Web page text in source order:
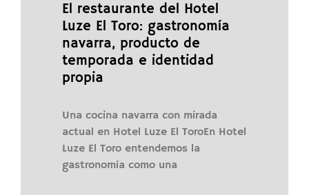
El restaurante del Hotel
Luze El Toro: gastronomía
navarra, producto de
temporada e identidad
propia
Una cocina navarra con mirada
actual en Hotel Luze El ToroEn Hotel
Luze El Toro entendemos la
gastronomía como una